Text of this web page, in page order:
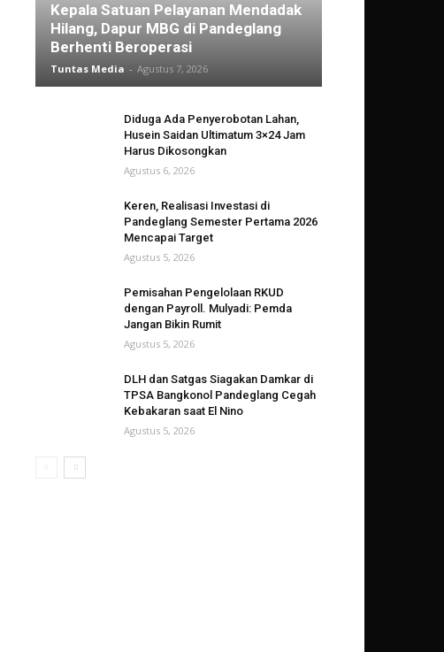
Kepala Satuan Pelayanan Mendadak
Hilang, Dapur MBG di Pandeglang
Berhenti Beroperasi
Tuntas Media - Agustus 7, 2026
Diduga Ada Penyerobotan Lahan,
Husein Saidan Ultimatum 3×24 Jam
Harus Dikosongkan
Agustus 6, 2026
Keren, Realisasi Investasi di
Pandeglang Semester Pertama 2026
Mencapai Target
Agustus 5, 2026
Pemisahan Pengelolaan RKUD
dengan Payroll. Mulyadi: Pemda
Jangan Bikin Rumit
Agustus 5, 2026
DLH dan Satgas Siagakan Damkar di
TPSA Bangkonol Pandeglang Cegah
Kebakaran saat El Nino
Agustus 5, 2026